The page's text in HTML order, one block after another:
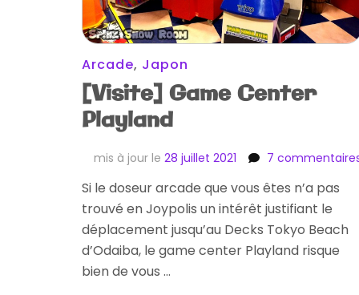
Arcade, Japon
[Visite] Game Center
Playland
mis à jour le 28 juillet 2021 7
Si le doseur arcade que vous êtes n’a pas
trouvé en Joypolis un intérêt justifiant le
déplacement jusqu’au Decks Tokyo Beach
d’Odaiba, le game center Playland risque
bien de vous …